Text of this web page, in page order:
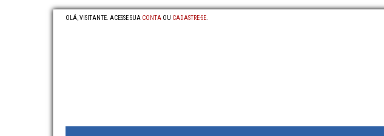
OLÁ, VISITANTE. ACESSE SUA CONTA OU CADASTRE-SE